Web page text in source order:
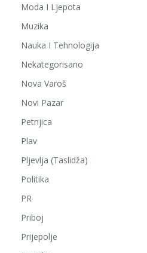
Moda I Ljepota
Muzika
Nauka I Tehnologija
Nekategorisano
Nova Varoš
Novi Pazar
Petnjica
Plav
Pljevlja (Taslidža)
Politika
PR
Priboj
Prijepolje